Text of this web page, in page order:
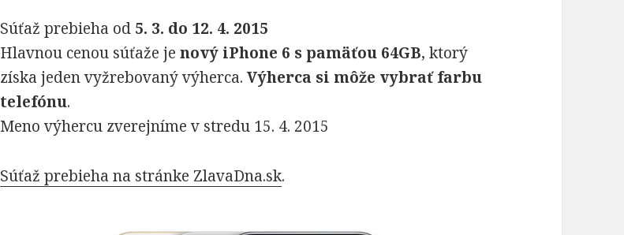
Súťaž prebieha od 5. 3. do 12. 4. 2015
Hlavnou cenou súťaže je nový iPhone 6 s pamäťou 64GB, ktorý
získa jeden vyžrebovaný výherca.Výherca si môže vybrať farbu
telefónu.
Meno výhercu zverejníme v stredu 15. 4. 2015
Súťaž prebieha na stránke ZlavaDna.sk.
Tieto súbory
cookie nie sú
voliteľné. Sú
potrebné pre
webovej